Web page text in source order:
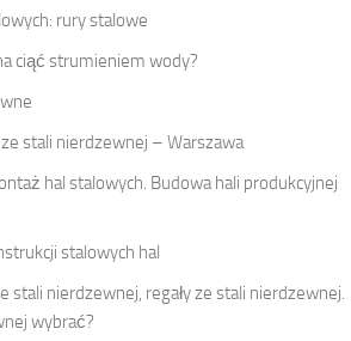
rury stalowe
ciąć strumieniem wody?
stali nierdzewnej – Warszawa
hal stalowych. Budowa hali produkcyjnej
stalowych hal
stali nierdzewnej, regały ze stali nierdzewnej.
wybrać?